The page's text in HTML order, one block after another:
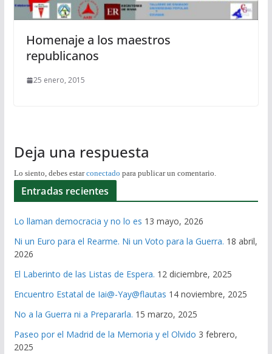
Homenaje a los maestros
republicanos
25 enero, 2015
Deja una respuesta
Lo siento, debes estarconectado para publicar un comentario.
Entradas recientes
Lo llaman democracia y no lo es 13 mayo, 2026
Ni un Euro para el Rearme. Ni un Voto para la Guerra. 18 abril,
2026
El Laberinto de las Listas de Espera. 12 diciembre, 2025
Encuentro Estatal de Iai@-Yay@flautas 14 noviembre, 2025
No a la Guerra ni a Prepararla. 15 marzo, 2025
Paseo por el Madrid de la Memoria y el Olvido 3 febrero,
2025